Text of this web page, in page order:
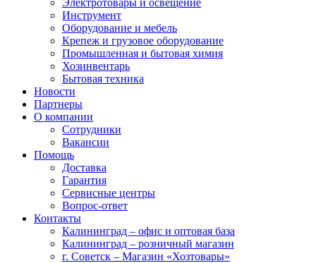
Электротовары и освещение
Инструмент
Оборудование и мебель
Крепеж и грузовое оборудование
Промышленная и бытовая химия
Хозинвентарь
Бытовая техника
Новости
Партнеры
О компании
Сотрудники
Вакансии
Помощь
Доставка
Гарантия
Сервисные центры
Вопрос-ответ
Контакты
Калининград – офис и оптовая база
Калининград – розничный магазин
г. Советск – Магазин «Хозтовары»